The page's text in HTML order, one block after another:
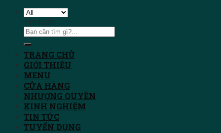
Tìm kiếm:
TRANG CHỦ
GIỚI THIỆU
MENU
CỬA HÀNG
NHƯỢNG QUYỀN
KINH NGHIỆM
TIN TỨC
TUYỂN DỤNG